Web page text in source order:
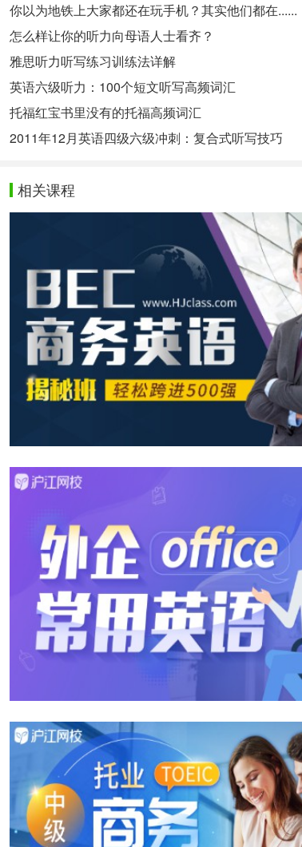
你以为地铁上大家都还在玩手机？其实他们都在......
怎么样让你的听力向母语人士看齐？
雅思听力听写练习训练法详解
英语六级听力：100个短文听写高频词汇
托福红宝书里没有的托福高频词汇
2011年12月英语四级六级冲刺：复合式听写技巧
相关课程